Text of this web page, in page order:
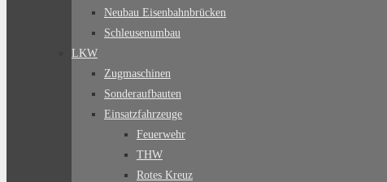
Neubau Eisenbahnbrücken
Schleusenumbau
LKW
Zugmaschinen
Sonderaufbauten
Einsatzfahrzeuge
Feuerwehr
THW
Rotes Kreuz